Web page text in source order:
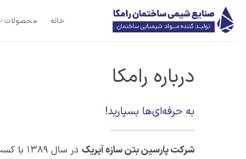
content
خانه محصولات
درباره‌ رامکا
به حرفه‌ای‌ها بسپارید!
شرکت پارسین بتن سازه آیریک
در